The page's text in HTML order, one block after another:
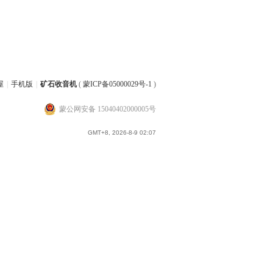
手机版 矿石收音机( 蒙ICP备05000029号-1 )
蒙公网安备 15040402000005号
GMT+8, 2026-8-9 02:07